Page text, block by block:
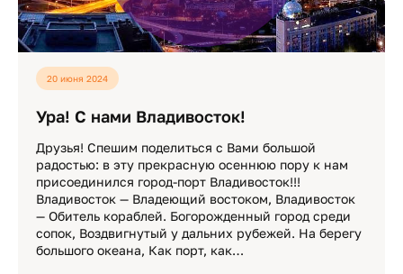
20 июня 2024
Ура! С нами Владивосток!
Друзья! Спешим поделиться с Вами большой
радостью: в эту прекрасную осеннюю пору к нам
присоединился город-порт Владивосток!!!
Владивосток — Владеющий востоком, Владивосток
— Обитель кораблей. Богорожденный город среди
сопок, Воздвигнутый у дальних рубежей. На берегу
большого океана, Как порт, как…